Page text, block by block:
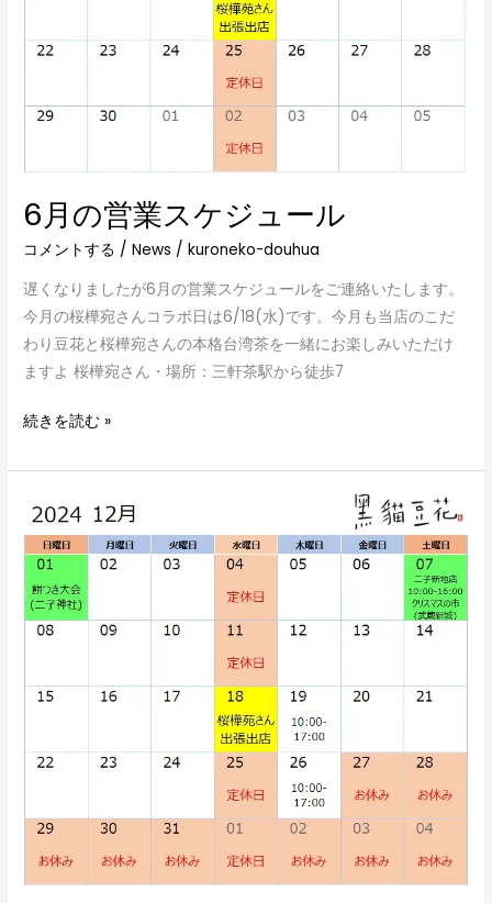
6月の営業スケジュール
コメントする /News /kuroneko-douhua
遅くなりましたが6月の営業スケジュールをご連絡いたします。
今月の桜樺宛さんコラボ日は6/18(水)です。今月も当店のこだ
わり豆花と桜樺宛さんの本格台湾茶を一緒にお楽しみいただけ
ますよ 桜樺宛さん・場所：三軒茶駅から徒歩7
ー
続きを読む »
12
月
の
営
業
ジ
ー